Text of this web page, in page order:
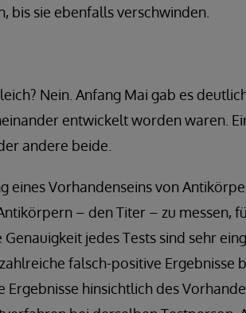
bis sie ebenfalls verschwinden.
Nein. Anfang Mai gab es
entwickelt worden waren.
andere beide.
eines Vorhandenseins von
– den Titer – zu messen,
jedes Tests sind sehr
falsch-positive Ergebnisse
hinsichtlich des